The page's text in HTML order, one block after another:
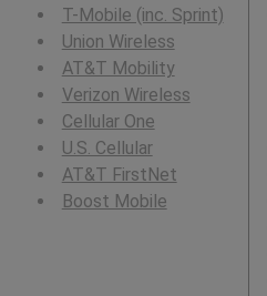
T-Mobile (inc. Sprint)
Union Wireless
AT&T Mobility
Verizon Wireless
Cellular One
U.S. Cellular
AT&T FirstNet
Boost Mobile